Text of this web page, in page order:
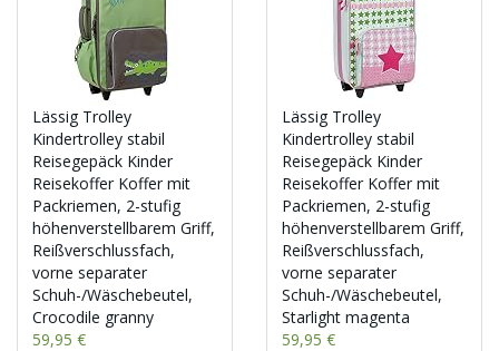
Lässig Trolley
Kindertrolley stabil
Reisegepäck Kinder
Reisekoffer Koffer mit
Packriemen, 2-stufig
höhenverstellbarem Griff,
Reißverschlussfach,
vorne separater
Schuh-/Wäschebeutel,
Crocodile granny
59,95 €
Lässig Trolley
Kindertrolley stabil
Reisegepäck Kinder
Reisekoffer Koffer mit
Packriemen, 2-stufig
höhenverstellbarem Griff,
Reißverschlussfach,
vorne separater
Schuh-/Wäschebeutel,
Starlight magenta
59,95 €